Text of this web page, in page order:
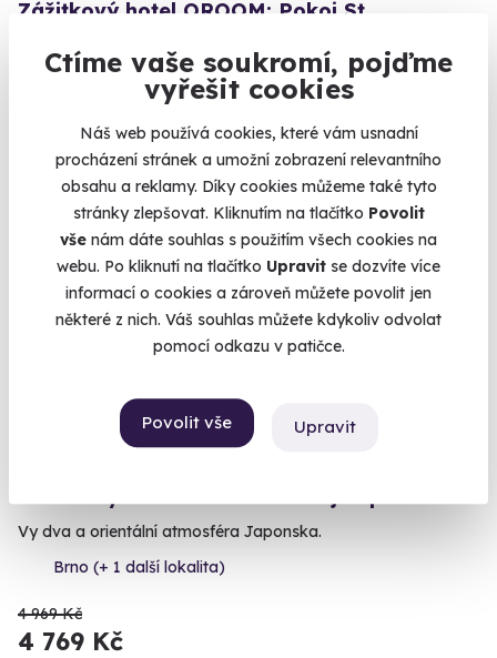
Ctíme vaše soukromí, pojďme
vyřešit cookies
Náš web používá cookies, které vám usnadní
procházení stránek a umožní zobrazení relevantního
obsahu a reklamy. Díky cookies můžeme také tyto
stránky zlepšovat. Kliknutím na tlačítko Povolit
vše nám dáte souhlas s použitím všech cookies na
webu. Po kliknutí na tlačítko Upravit se dozvíte více
informací o cookies a zároveň můžete povolit jen
některé z nich. Váš souhlas můžete kdykoliv odvolat
pomocí odkazu v patičce.
Povolit vše Upravit
Zážitkový hotel OROOM: Pokoj St.
Ponořte se do petrohradského lechtivého příběhu.
Brno (+ 3 další lokality)
4 599 Kč
Vy dva a orientální atmosféra Japonska.
Brno (+ 1 další lokalita)
4 969 Kč
4 769 Kč